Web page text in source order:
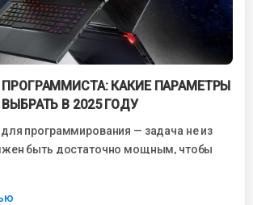
КАКИЕ ПАРАМЕТРЫ
В 2025 ГОДУ
программирования — задача не из
быть достаточно мощным, чтобы
кода, работой...